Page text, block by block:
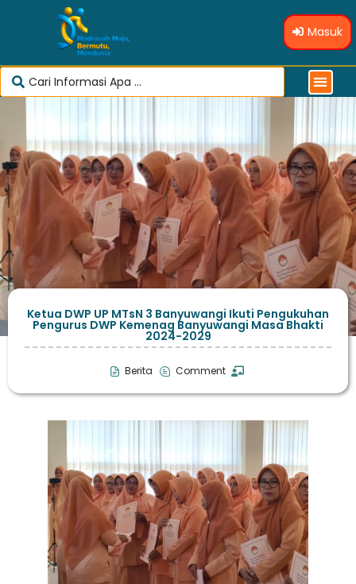
Masuk
Ketua DWP UP MTsN 3 Banyuwangi Ikuti Pengukuhan
Pengurus DWP Kemenag Banyuwangi Masa Bhakti
2024-2029
Berita Comment